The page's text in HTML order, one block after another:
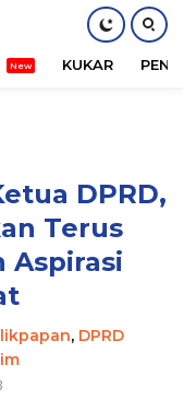
KUKAR
DPRD,
Terus
Aspirasi
, DPRD